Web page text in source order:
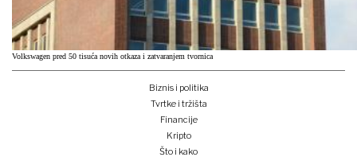
Volkswagen pred 50 tisuća novih otkaza i zatvaranjem tvornica
Biznis i politika
Tvrtke i tržišta
Financije
Kripto
Što i kako